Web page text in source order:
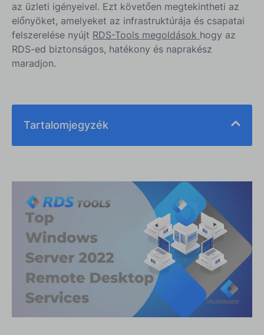
az üzleti igényeivel. Ezt követően megtekintheti az
előnyöket, amelyeket az infrastruktúrája és csapatai
felszerelése nyújt RDS-Tools megoldások hogy az
RDS-ed biztonságos, hatékony és naprakész
maradjon.
Tartalomjegyzék
GO-Global
Citrix Virtuális alkalmazások és asztali környezetek
VMware Horizon Cloud
Parallels RAS
A legjobb eszközök a Windows Server 2022 RDS-
hez az RDS-Tools által